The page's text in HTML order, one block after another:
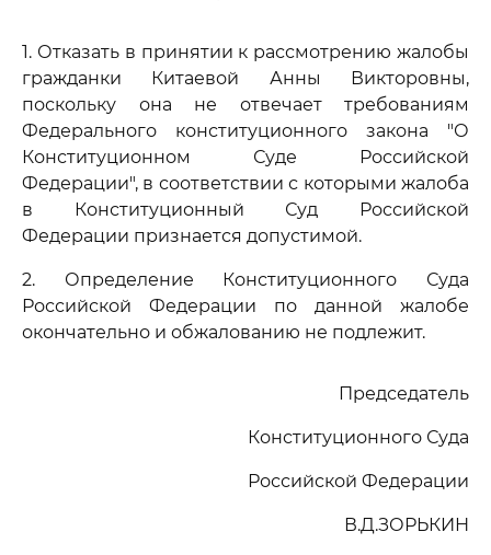
1. Отказать в принятии к рассмотрению жалобы
гражданки Китаевой Анны Викторовны,
поскольку она не отвечает требованиям
Федерального конституционного закона "О
Конституционном Суде Российской
Федерации", в соответствии с которыми жалоба
в Конституционный Суд Российской
Федерации признается допустимой.
2. Определение Конституционного Суда
Российской Федерации по данной жалобе
окончательно и обжалованию не подлежит.
Председатель
Конституционного Суда
Российской Федерации
В.Д.ЗОРЬКИН